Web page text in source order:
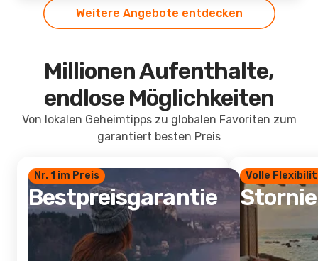
Weitere Angebote entdecken
Millionen Aufenthalte,
endlose Möglichkeiten
Von lokalen Geheimtipps zu globalen Favoriten zum
garantiert besten Preis
Nr. 1 im Preis
Bestpreisgarantie
Volle